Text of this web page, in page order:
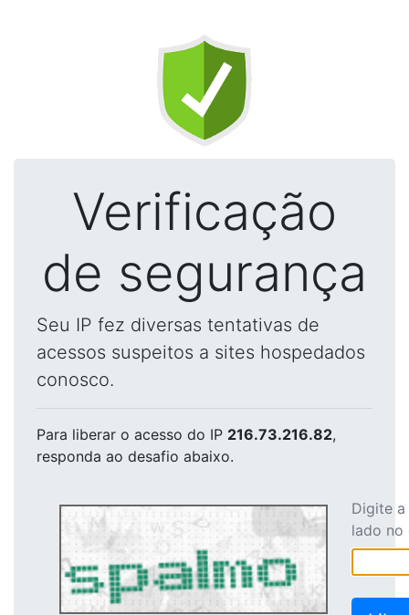
Verificação
de segurança
Seu IP fez diversas tentativas de
acessos suspeitos a sites hospedados
conosco.
Para liberar o acesso do IP 216.73.216.82,
responda ao desafio abaixo.
Digite
lado no